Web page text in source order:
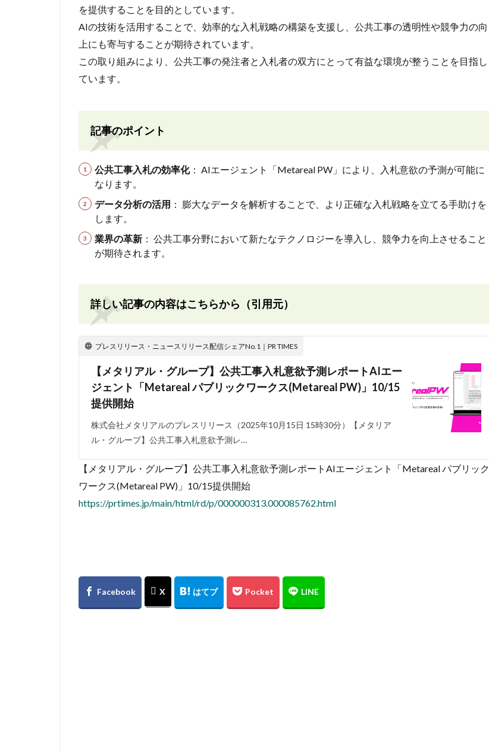
を提供することを目的としています。
AIの技術を活用することで、効率的な入札戦略の構築を支援し、公共工事の透明性や競争力の向
上にも寄与することが期待されています。
この取り組みにより、公共工事の発注者と入札者の双方にとって有益な環境が整うことを目指し
ています。
記事のポイント
公共工事入札の効率化： AIエージェント「Metareal PW」により、入札意欲の予測が可能に
なります。
データ分析の活用 ： 膨大なデータを解析することで、より正確な入札戦略を立てる手助けを
します。
業界の革新 ： 公共工事分野において新たなテクノロジーを導入し、競争力を向上させること
が期待されます。
詳しい記事の内容はこちらから（引用元）
プレスリリース・ニュースリリース配信シェアNo.1｜PR TIMES
【メタリアル・グループ】公共工事入札意欲予測レポートAIエー
ジェント「Metareal パブリックワークス(Metareal PW)」10/15
提供開始
株式会社メタリアルのプレスリリース（2025年10月15日 15時30分）【メタリア
ル・グループ】公共工事入札意欲予測レ…
【メタリアル・グループ】公共工事入札意欲予測レポートAIエージェント「Metareal パブリック
ワークス(Metareal PW)」10/15提供開始
https://prtimes.jp/main/html/rd/p/000000313.000085762.html